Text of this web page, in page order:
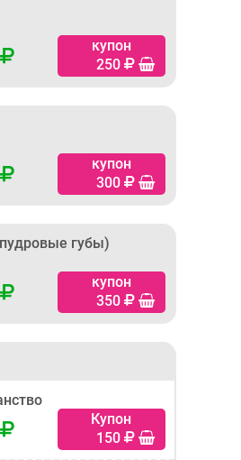
купон
250
купон
300
губы)
купон
350
Купон
150